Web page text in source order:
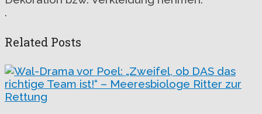
.
Related Posts